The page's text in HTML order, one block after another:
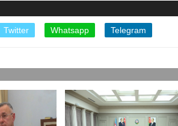
Twitter Whatsapp Telegram